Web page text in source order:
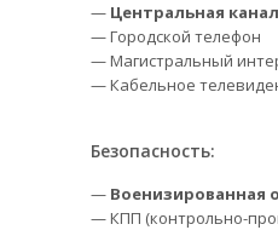
— Центральная
— Городской телефон
— Магистральный
— Кабельное
Безопасность:
— Военизированная
— КПП (контрольно-